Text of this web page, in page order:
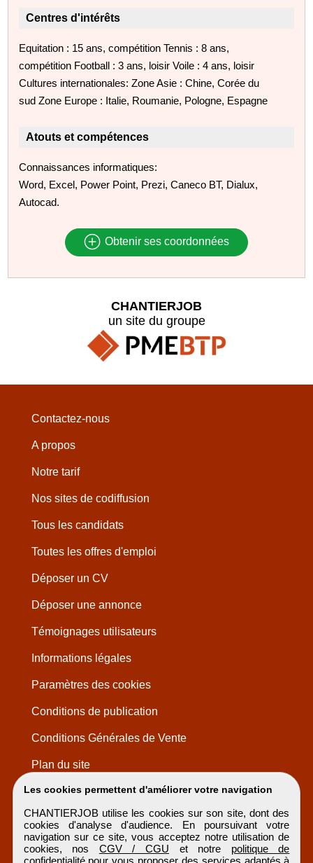
Centres d'intérêts
Equitation : 15 ans, compétition Tennis : 8 ans,
compétition Football : 3 ans, loisir Voile : 4 ans, loisir
Cultures internationales: Zone Asie : Chine, Corée du
sud Zone Europe : Italie, Roumanie, Pologne, Espagne
Atouts et compétences
Connaissances informatiques:
Word, Excel, Power Point, Prezi, Caneco BT, Dialux,
Autocad.
Obtenir ses coordonnées
Les cookies permettent d'améliorer votre navigation
CHANTIERJOB utilise les cookies sur son site, dont des
cookies d'analyse d'audience. En poursuivant votre
navigation sur ce site, vous acceptez notre utilisation de
cookies, nos CGV / CGU et notre politique de
confidentialitépour vous proposer des services adaptés à
CHANTIERJOB
un site du groupe
Contactez-nous
A propos
Notre tarif
Nos sites de codiffusion
Tous les candidats
Toutes les offres d'emploi
Déposer un CV
Déposer une annonce
Témoignages utilisateurs
Informations légales
Paramètres des cookies
Conditions de publication
Conditions Générales de Vente
Plan du site